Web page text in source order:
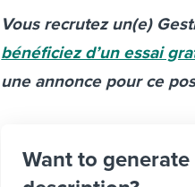
Vous recrutez un(e)
bénéficiez d’un essai
une annonce pour ce
Want to